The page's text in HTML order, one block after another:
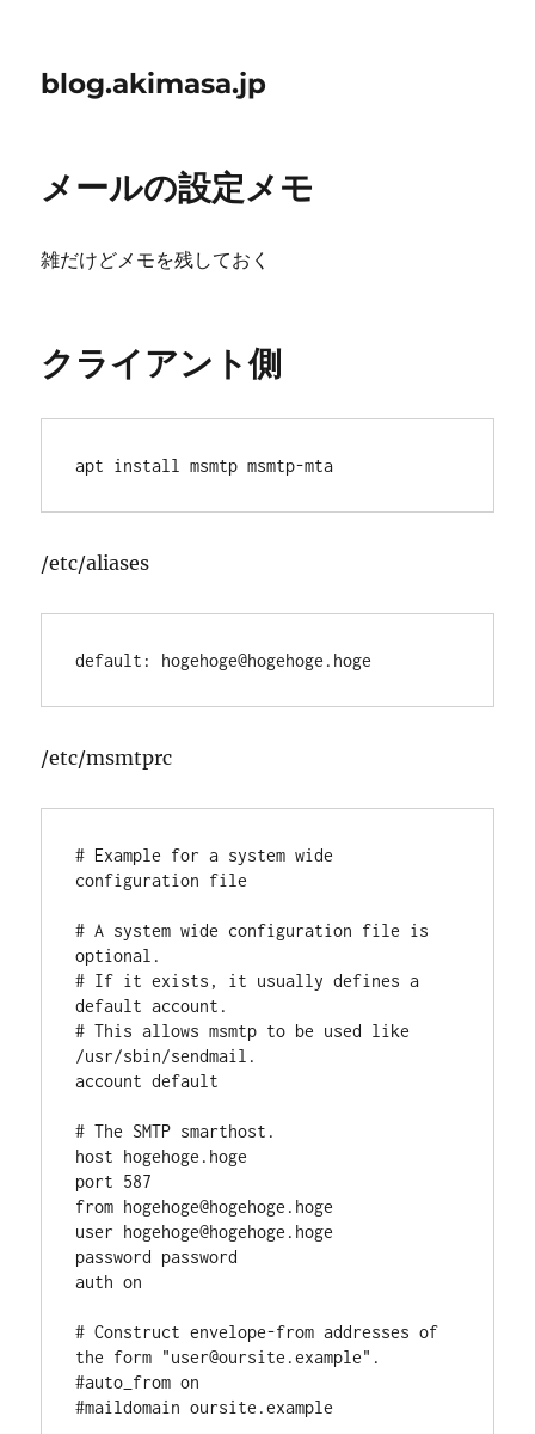
blog.akimasa.jp
メールの設定メモ
雑だけどメモを残しておく
クライアント側
apt install msmtp msmtp-mta
/etc/aliases
default: hogehoge@hogehoge.hoge
/etc/msmtprc
# Example for a system wide
configuration file
# A system wide configuration file is
optional.
# If it exists, it usually defines a
default account.
# This allows msmtp to be used like
/usr/sbin/sendmail.
account default
# The SMTP smarthost.
host hogehoge.hoge
port 587
from hogehoge@hogehoge.hoge
user hogehoge@hogehoge.hoge
password password
auth on
# Construct envelope-from addresses of
the form "user@oursite.example".
#auto_from on
#maildomain oursite.example